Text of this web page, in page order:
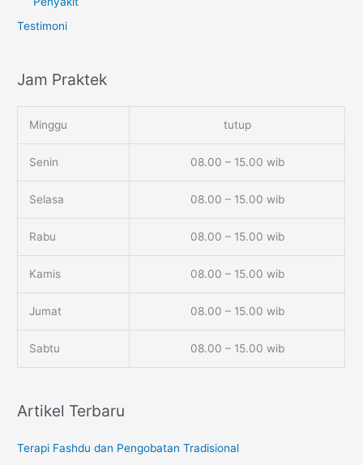
Testimoni
Jam Praktek
Minggu tutup
Senin 08.00 – 15.00 wib
Selasa 08.00 – 15.00 wib
Rabu 08.00 – 15.00 wib
Kamis 08.00 – 15.00 wib
Jumat 08.00 – 15.00 wib
Sabtu 08.00 – 15.00 wib
Artikel Terbaru
Terapi Fashdu dan Pengobatan Tradisional